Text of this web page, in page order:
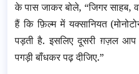
के पास जाकर बोले, “जिगर साहब,
हैं कि फ़िल्म में यक्सानियत
पड़ती है. इसलिए दूसरी ग़ज़ल आप
पगड़ी बाँधकर पढ़ दीजिए.”